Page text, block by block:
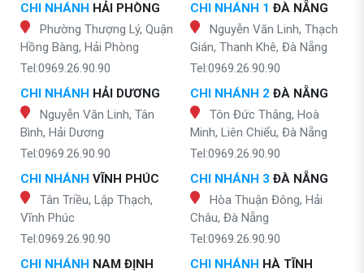
CHI NHÁNH HẢI PHÒNG
Phường Thượng Lý, Quận
Hồng Bàng, Hải Phòng
Tel:0969.26.90.90
CHI NHÁNH HẢI DƯƠNG
Nguyễn Văn Linh, Tân
Bình, Hải Dương
Tel:0969.26.90.90
CHI NHÁNH VĨNH PHÚC
Tân Triều, Lập Thạch,
Vĩnh Phúc
Tel:0969.26.90.90
CHI NHÁNH NAM ĐỊNH
CHI NHÁNH 1 ĐÀ NẴNG
Nguyễn Văn Linh, Thạch
Gián, Thanh Khê, Đà Nẵng
Tel:0969.26.90.90
CHI NHÁNH 2 ĐÀ NẴNG
Tôn Đức Thắng, Hoà
Minh, Liên Chiểu, Đà Nẵng
Tel:0969.26.90.90
CHI NHÁNH 3 ĐÀ NẴNG
Hòa Thuận Đông, Hải
Châu, Đà Nẵng
Tel:0969.26.90.90
CHI NHÁNH HÀ TĨNH